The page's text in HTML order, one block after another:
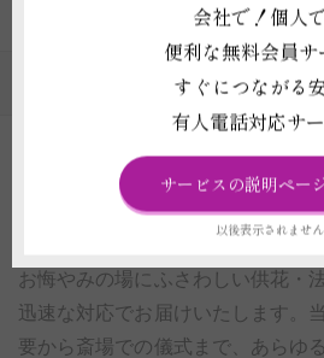
供花・法要花のカテゴリの一覧
供花・法要花の通販｜豊富な
るビジネスフラワー®
お悔やみの場にふさわしい供花・
迅速な対応でお届けいたします。
要から斎場での儀式まで、あらゆ
会社で！個人
便利な無料会員サ
すぐにつながる
有人電話対応サ
サービスの説明ペー
以後表示されません